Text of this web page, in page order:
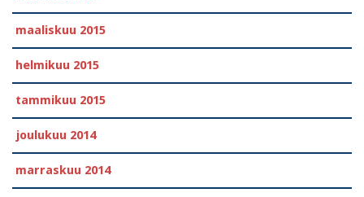
maaliskuu 2015
helmikuu 2015
tammikuu 2015
joulukuu 2014
marraskuu 2014